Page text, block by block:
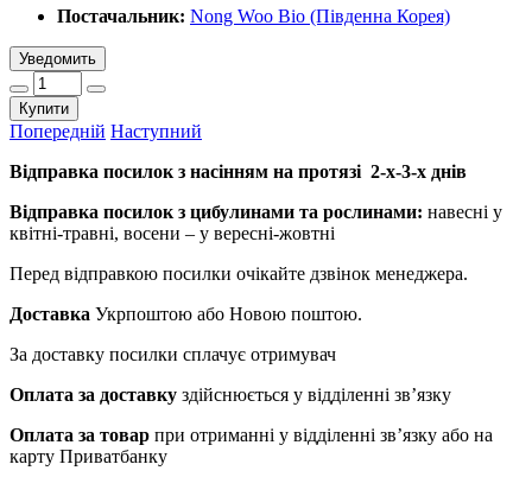
Постачальник: Nong Woo Bio (Південна Корея)
Уведомить
Купити
Попередній Наступний
Відправка посилок з насінням на протязі 2-х-3-х днів
Відправка посилок з цибулинами та рослинами: навесні у
квітні-травні, восени – у вересні-жовтні
Перед відправкою посилки очікайте дзвінок менеджера.
Доставка Укрпоштою або Новою поштою.
За доставку посилки сплачує отримувач
Оплата за доставку здійснюється у відділенні зв’язку
Оплата за товар при отриманні у відділенні зв’язку або на
карту Приватбанку